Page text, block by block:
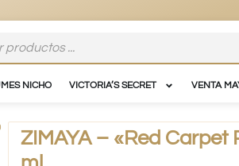
NICHO VICTORIA’S SECRET VENTA
ZIMAYA – «Red Carpet